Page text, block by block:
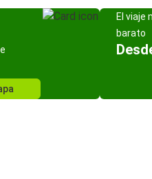
El viaje
barato